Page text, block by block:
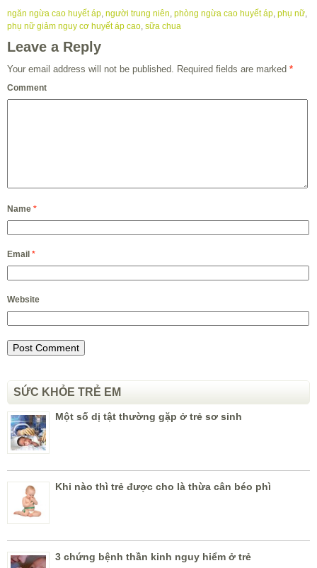
ngăn ngừa cao huyết áp, người trung niên, phòng ngừa cao huyết áp, phụ nữ,
phụ nữ giảm nguy cơ huyết áp cao, sữa chua
Leave a Reply
Your email address will not be published. Required fields are marked *
Comment
Name *
Email *
Website
SỨC KHỎE TRẺ EM
Một số dị tật thường gặp ở trẻ sơ sinh
Khi nào thì trẻ được cho là thừa cân béo phì
3 chứng bệnh thần kinh nguy hiểm ở trẻ